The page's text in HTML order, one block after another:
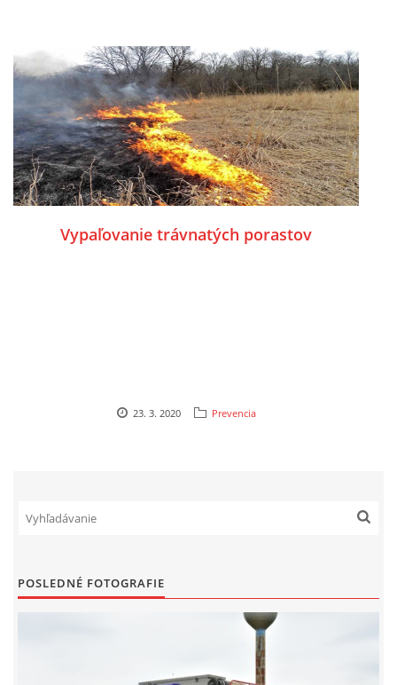
Vypaľovanie trávnatých porastov
23. 3. 2020 Prevencia
POSLEDNÉ FOTOGRAFIE